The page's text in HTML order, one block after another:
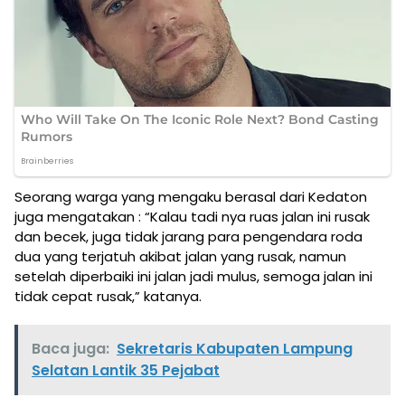
Seorang warga yang mengaku berasal dari Kedaton
juga mengatakan : “Kalau tadi nya ruas jalan ini rusak
dan becek, juga tidak jarang para pengendara roda
dua yang terjatuh akibat jalan yang rusak, namun
setelah diperbaiki ini jalan jadi mulus, semoga jalan ini
tidak cepat rusak,” katanya.
Baca juga: Sekretaris Kabupaten Lampung
Selatan Lantik 35 Pejabat